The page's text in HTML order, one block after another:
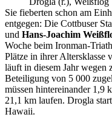
Sie fieberten schon am
entgegen: Die Cottbuser
und Hans-Joachim
Woche beim Ironman-
Plätze in ihrer Altersklasse
läuft in diesem Jahr wegen
Beteiligung von 5 000
müssen hintereinander 1,9
21,1 km laufen. Drogla
Hawaii.